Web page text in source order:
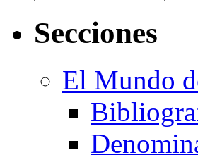
Secciones
El Mundo